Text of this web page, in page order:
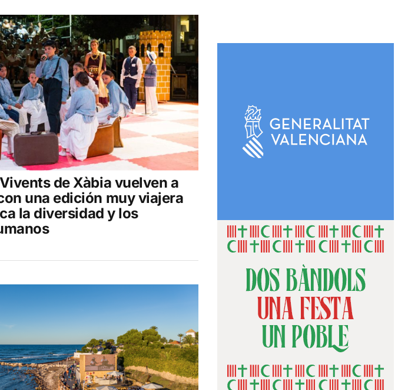
de Xàbia vuelven a
una edición muy viajera
la diversidad y los